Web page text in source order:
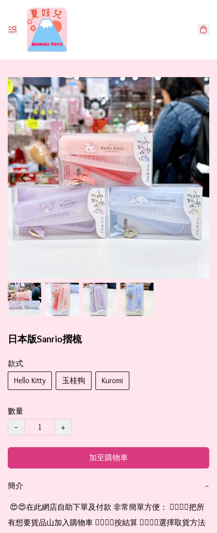
日本版Sanrio摺梳
款式
Hello Kitty
玉桂狗 Kuromi
數量
−
+
加至購物車
簡介 −
有想要貨品山加入購物車 👉🏻👉🏻按結算 👉🏻👉🏻選擇取貨方法